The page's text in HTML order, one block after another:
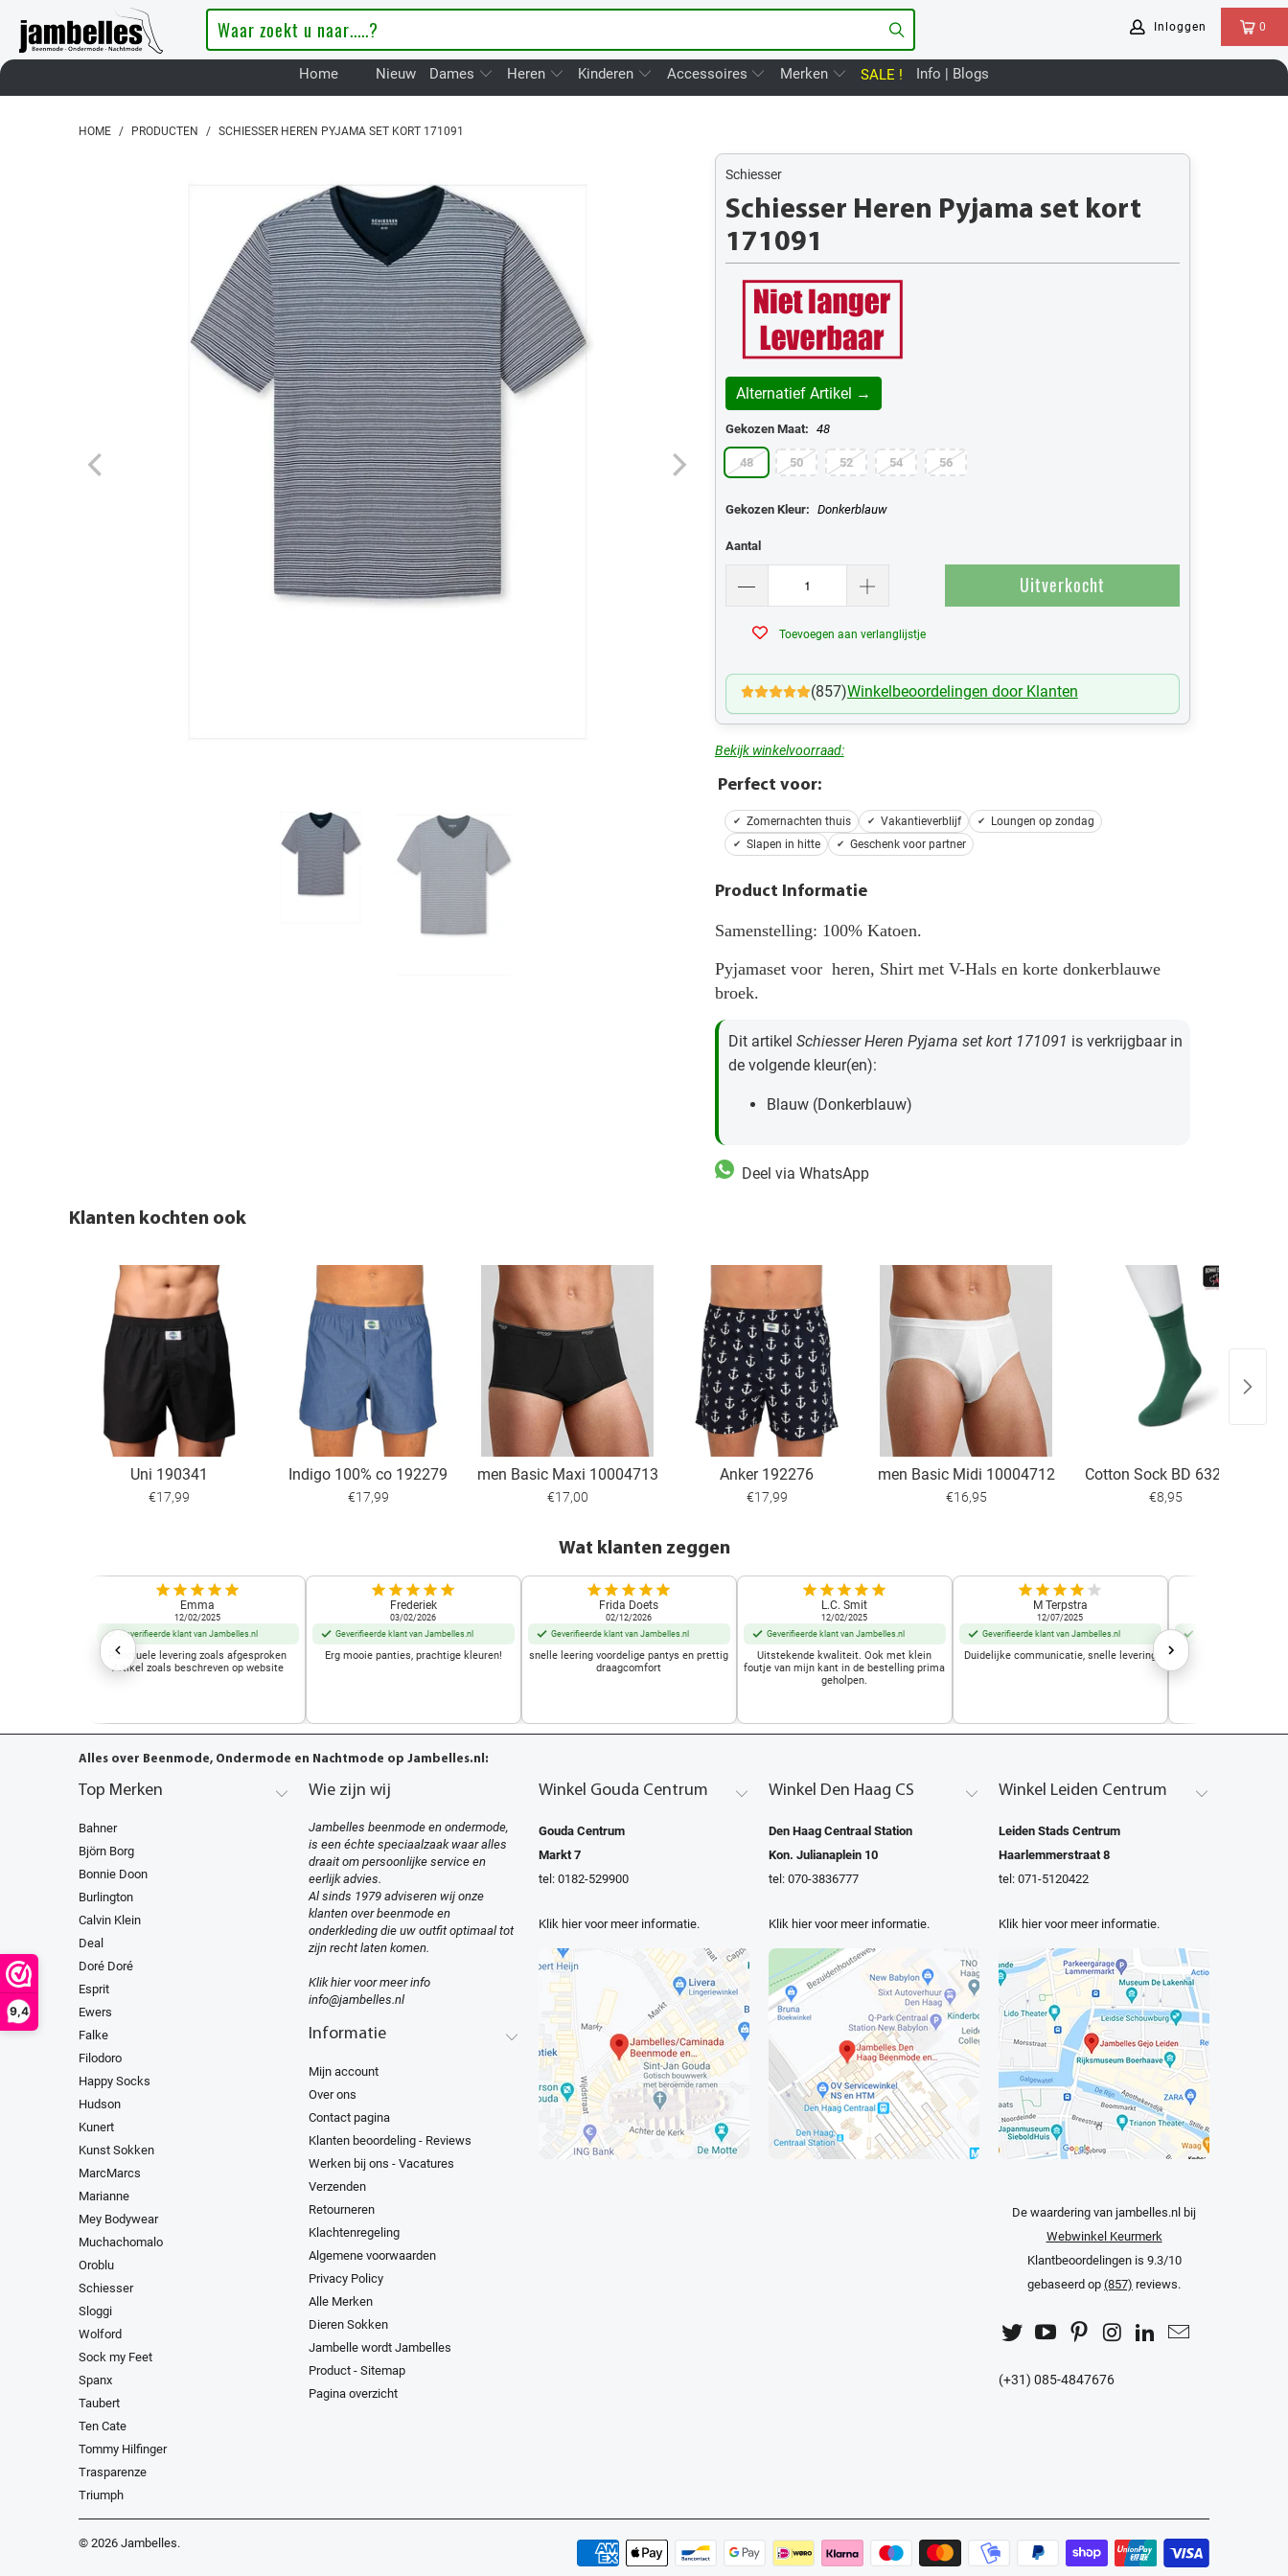
9,4
0
Inloggen
Home Nieuw Dames Heren Kinderen Accessoires Merken SALE ! Info | Blogs
HOME / PRODUCTEN / SCHIESSER HEREN PYJAMA SET KORT 171091
Schiesser
Schiesser Heren Pyjama set kort
171091
Alternatief Artikel →
Gekozen Maat: 48
48 50 52 54 56
Gekozen Kleur: Donkerblauw
Aantal
Uitverkocht
Toevoegen aan verlanglijstje
(857)Winkelbeoordelingen door Klanten
Bekijk winkelvoorraad:
Perfect voor:
Zomernachten thuis Vakantieverblijf
Loungen op zondag
Slapen in hitte
Geschenk voor partner
Product Informatie
Samenstelling: 100% Katoen.
Pyjamaset voor heren, Shirt met V-Hals en korte donkerblauwe
broek.
Dit artikel Schiesser Heren Pyjama set kort 171091 is verkrijgbaar in
de volgende kleur(en):
Blauw (Donkerblauw)
Deel via WhatsApp
Klanten kochten ook
Uni 190341
€17,99
Indigo 100% co 192279
€17,99
men Basic Maxi 10004713
€17,00
Anker 192276
€17,99
men Basic Midi 10004712
€16,95
Cotton Sock BD 632401
€8,95
Wat klanten zeggen
Emma
12/02/2025
Geverifieerde klant van Jambelles.nl
Punctuele levering zoals afgesproken
Artikel zoals beschreven op website
Frederiek
03/02/2026
Geverifieerde klant van Jambelles.nl
Erg mooie panties, prachtige kleuren!
Frida Doets
02/12/2026
Geverifieerde klant van Jambelles.nl
snelle leering voordelige pantys en prettig
draagcomfort
L.C. Smit
12/02/2025
Geverifieerde klant van Jambelles.nl
Uitstekende kwaliteit. Ook met klein
foutje van mijn kant in de bestelling prima
geholpen.
M Terpstra
12/07/2025
Geverifieerde klant van Jambelles.nl
Duidelijke communicatie, snelle levering
Alles over Beenmode, Ondermode en Nachtmode op Jambelles.nl:
Top Merken
Bahner
Björn Borg
Bonnie Doon
Burlington
Calvin Klein
Deal
Doré Doré
Esprit
Ewers
Falke
Filodoro
Happy Socks
Hudson
Kunert
Kunst Sokken
MarcMarcs
Marianne
Mey Bodywear
Muchachomalo
Oroblu
Schiesser
Sloggi
Wolford
Sock my Feet
Spanx
Taubert
Ten Cate
Tommy Hilfinger
Trasparenze
Triumph
Wie zijn wij
Jambelles beenmode en ondermode,
is een échte speciaalzaak waar alles
draait om persoonlijke service en
eerlijk advies.
Al sinds 1979 adviseren wij onze
klanten over beenmode en
onderkleding die uw outfit optimaal tot
zijn recht laten komen.
Klik hier voor meer info
info@jambelles.nl
Informatie
Mijn account
Over ons
Contact pagina
Klanten beoordeling - Reviews
Werken bij ons - Vacatures
Verzenden
Retourneren
Klachtenregeling
Algemene voorwaarden
Privacy Policy
Alle Merken
Dieren Sokken
Jambelle wordt Jambelles
Product - Sitemap
Pagina overzicht
Winkel Gouda Centrum
Gouda Centrum
Markt 7
tel: 0182-529900
Klik hier voor meer informatie.
Winkel Den Haag CS
Den Haag Centraal Station
Kon. Julianaplein 10
tel: 070-3836777
Klik hier voor meer informatie.
Winkel Leiden Centrum
Leiden Stads Centrum
Haarlemmerstraat 8
tel: 071-5120422
Klik hier voor meer informatie.
De waardering van jambelles.nl bij
Webwinkel Keurmerk
Klantbeoordelingenis 9.3/10
gebaseerd op (857) reviews.
(+31) 085-4847676
© 2026 Jambelles.